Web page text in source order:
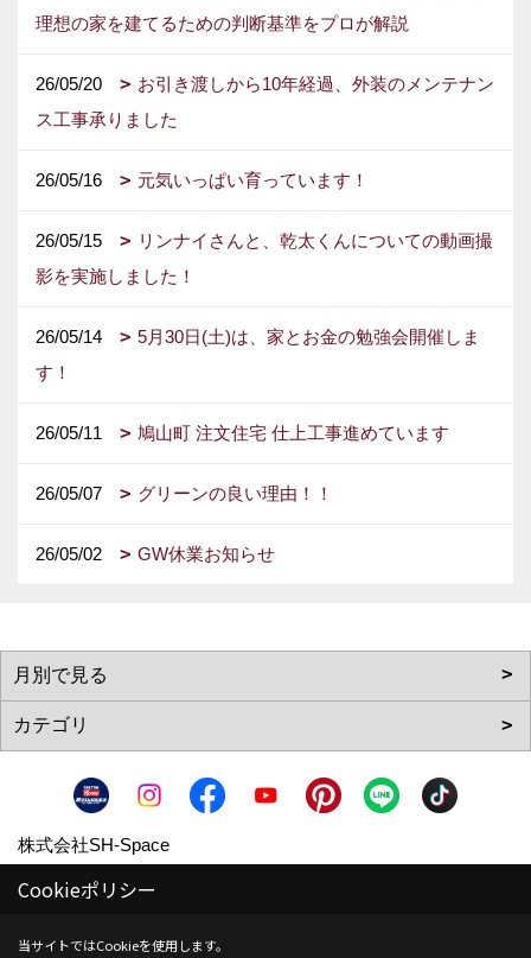
理想の家を建てるための判断基準をプロが解説
26/05/20
お引き渡しから10年経過、外装のメンテナン
ス工事承りました
26/05/16 元気いっぱい育っています！
26/05/15
リンナイさんと、乾太くんについての動画撮
影を実施しました！
26/05/14
5月30日(土)は、家とお金の勉強会開催しま
す！
26/05/11 鳩山町 注文住宅 仕上工事進めています
26/05/07 グリーンの良い理由！！
26/05/02 GW休業お知らせ
株式会社SH-Space
〒350-1316
TEL：04-2902-6070
Cookieポリシー
当サイトではCookieを使用します。